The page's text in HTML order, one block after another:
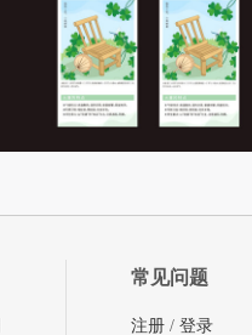
常见问题
注册 / 登录